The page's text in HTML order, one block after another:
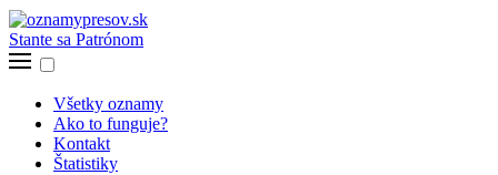
Stante sa Patrónom
Všetky oznamy
Ako to funguje?
Kontakt
Štatistiky